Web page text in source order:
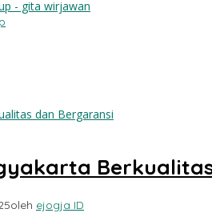
oleh ejogja ID